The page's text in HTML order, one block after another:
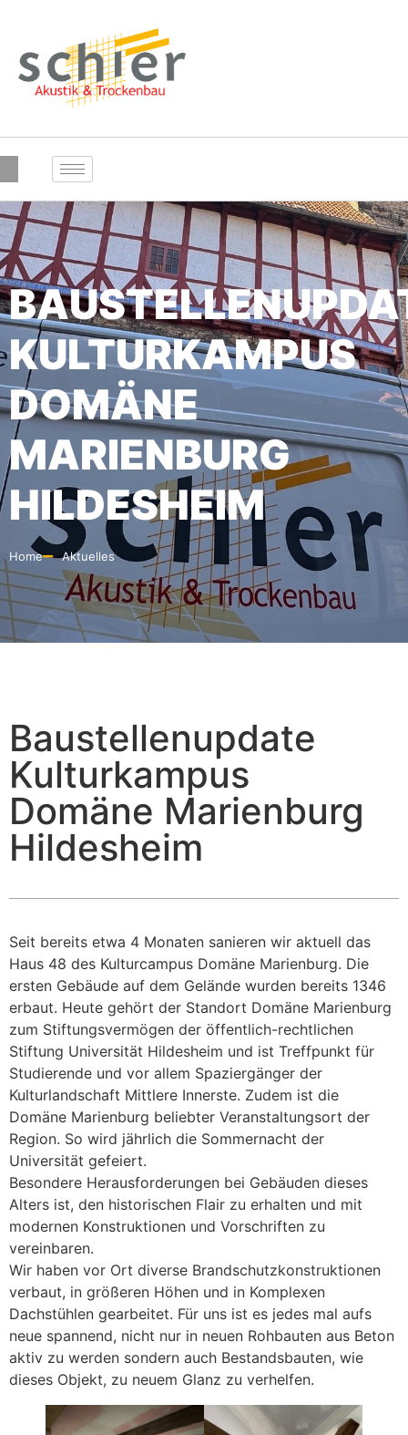
KULTURKAMPUS
DOMÄNE
MARIENBURG
HILDESHEIM
Home Aktuelles
Baustellenupdate
Kulturkampus
Domäne Marienburg
Hildesheim
Seit bereits etwa 4 Monaten sanieren wir aktuell das
Haus 48 des Kulturcampus Domäne Marienburg. Die
ersten Gebäude auf dem Gelände wurden bereits 1346
erbaut. Heute gehört der Standort Domäne Marienburg
zum Stiftungsvermögen der öffentlich-rechtlichen
Stiftung Universität Hildesheim und ist Treffpunkt für
Studierende und vor allem Spaziergänger der
Kulturlandschaft Mittlere Innerste. Zudem ist die
Domäne Marienburg beliebter Veranstaltungsort der
Region. So wird jährlich die Sommernacht der
Universität gefeiert.
Besondere Herausforderungen bei Gebäuden dieses
Alters ist, den historischen Flair zu erhalten und mit
modernen Konstruktionen und Vorschriften zu
vereinbaren.
Wir haben vor Ort diverse Brandschutzkonstruktionen
verbaut, in größeren Höhen und in Komplexen
Dachstühlen gearbeitet. Für uns ist es jedes mal aufs
neue spannend, nicht nur in neuen Rohbauten aus Beton
aktiv zu werden sondern auch Bestandsbauten, wie
dieses Objekt, zu neuem Glanz zu verhelfen.